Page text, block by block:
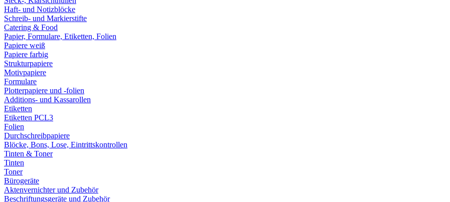
Haft- und Notizblöcke
Schreib- und Markierstifte
Catering & Food
Papier, Formulare, Etiketten, Folien
Papiere weiß
Papiere farbig
Strukturpapiere
Motivpapiere
Formulare
Plotterpapiere und -folien
Additions- und Kassarollen
Etiketten
Etiketten PCL3
Folien
Durchschreibpapiere
Blöcke, Bons, Lose, Eintrittskontrollen
Tinten & Toner
Tinten
Toner
Bürogeräte
Aktenvernichter und Zubehör
Beschriftungsgeräte und Zubehör